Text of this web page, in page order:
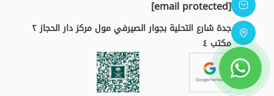
[email protected]
جدة شارع التحلية بجوار الصيرفي مول مركز دار الحجاز ٢
مكتب ٤